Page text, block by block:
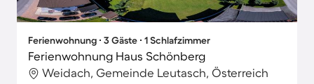
Ferienwohnung ∙ 3 Gäste ∙ 1 Schlafzimmer
Ferienwohnung Haus Schönberg
Weidach, Gemeinde Leutasch, Österreich